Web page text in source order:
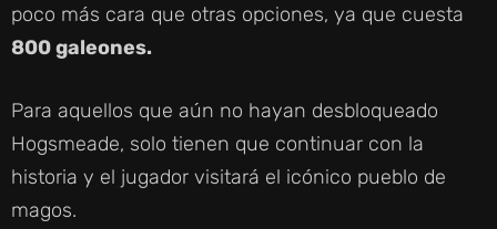
poco más cara que otras opciones, ya que cuesta
800 galeones.
Para aquellos que aún no hayan desbloqueado
Hogsmeade, solo tienen que continuar con la
historia y el jugador visitará el icónico pueblo de
magos.